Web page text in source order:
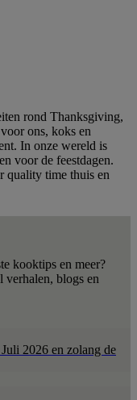
rond Thanksgiving,
ons, koks en
In onze wereld is
voor de feestdagen.
quality time thuis en
kooktips en meer?
verhalen, blogs en
2026 en zolang de